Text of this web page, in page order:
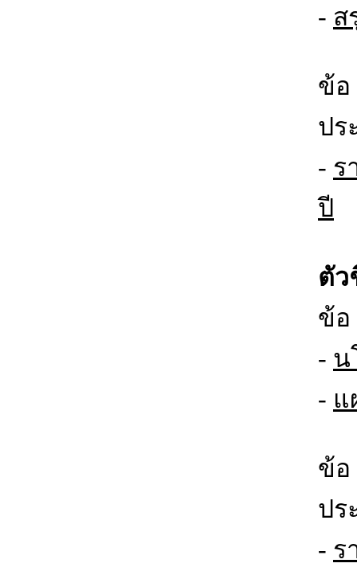
- ส
ข้อ
ปร
- ร
ปี
ตัว
ข้อ
- น
- แ
ข้อ
ปร
- ร